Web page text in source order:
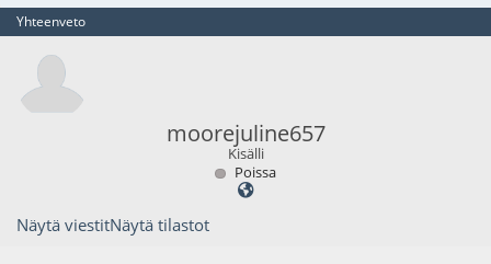
Yhteenveto
moorejuline657
Kisälli
Poissa
Näytä viestitNäytä tilastot